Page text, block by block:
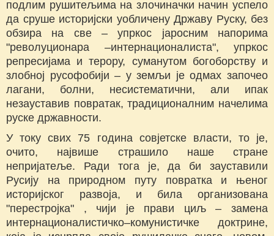
подлим рушитељима на злочиначки начин успело
да сруше историјски уобличену Државу Руску, без
обзира на све – упркос јаросним напорима
"револуционара –интернационалиста", упркос
репресијама и терору, суманутом богоборству и
злобној русофобији – у земљи је одмах започео
лагани, болни, несистематични, али ипак
незауставив повратак, традиционалним начелима
руске државности.
У току свих 75 година совјетске власти, то је,
очито, највише страшило наше стране
непријатеље. Ради тога је, да би зауставили
Русију на природном путу повратка и њеног
историјског развоја, и била организована
"перестројка" , чији је прави циљ – замена
интернационалистичко–комунистичке доктрине,